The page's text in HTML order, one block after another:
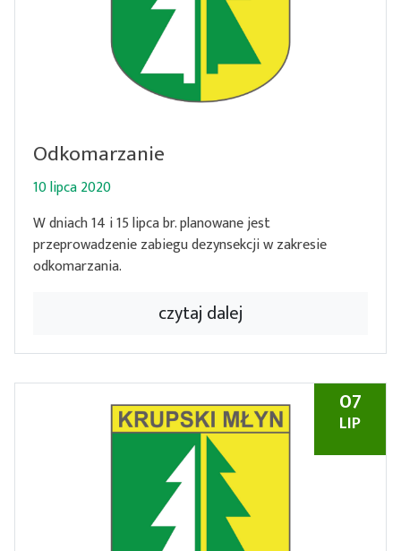
Odkomarzanie
10 lipca 2020
W dniach 14 i 15 lipca br. planowane jest
przeprowadzenie zabiegu dezynsekcji w zakresie
odkomarzania.
czytaj dalej
07
LIP